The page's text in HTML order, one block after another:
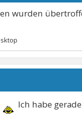
wurden
Ich habe